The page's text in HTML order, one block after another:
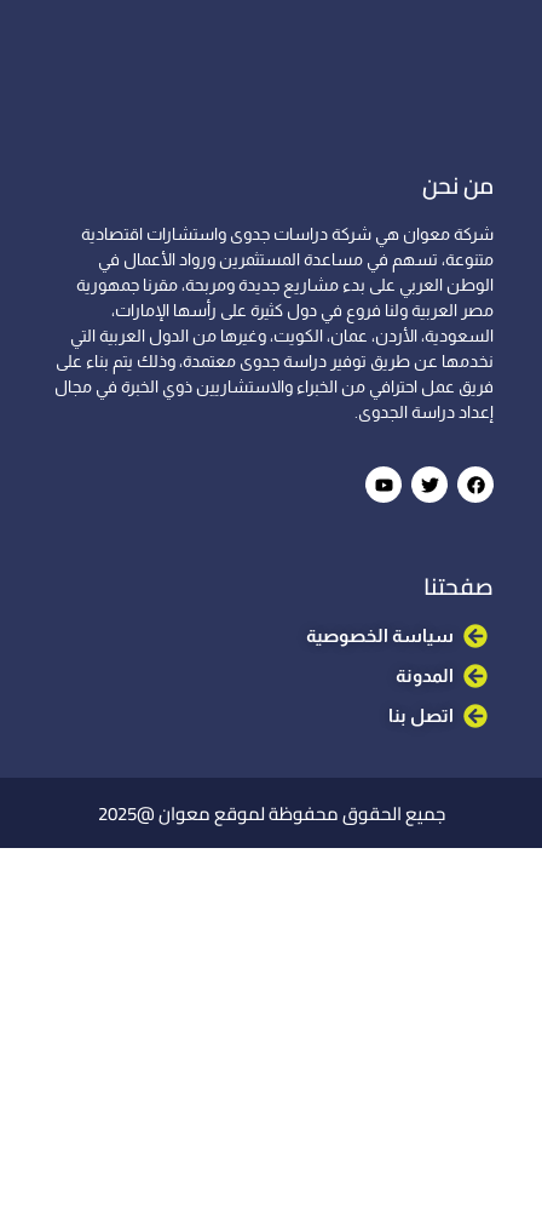
من نحن
شركة معوان هي شركة دراسات جدوى واستشارات اقتصادية
متنوعة، تسهم في مساعدة المستثمرين ورواد الأعمال في
الوطن العربي على بدء مشاريع جديدة ومربحة، مقرنا جمهورية
مصر العربية ولنا فروع في دول كثيرة على رأسها الإمارات،
السعودية، الأردن، عمان، الكويت، وغيرها من الدول العربية التي
نخدمها عن طريق توفير دراسة جدوى معتمدة، وذلك يتم بناء على
فريق عمل احترافي من الخبراء والاستشاريين ذوي الخبرة في مجال
إعداد دراسة الجدوى.
صفحتنا
سياسة الخصوصية
المدونة
اتصل بنا
جميع الحقوق محفوظة لموقع معوان @2025